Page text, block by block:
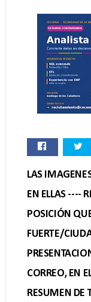
LAS
EN ELLAS ----
POSICIÓN
FUERTE/
CORREO, EN
RESUMEN DE